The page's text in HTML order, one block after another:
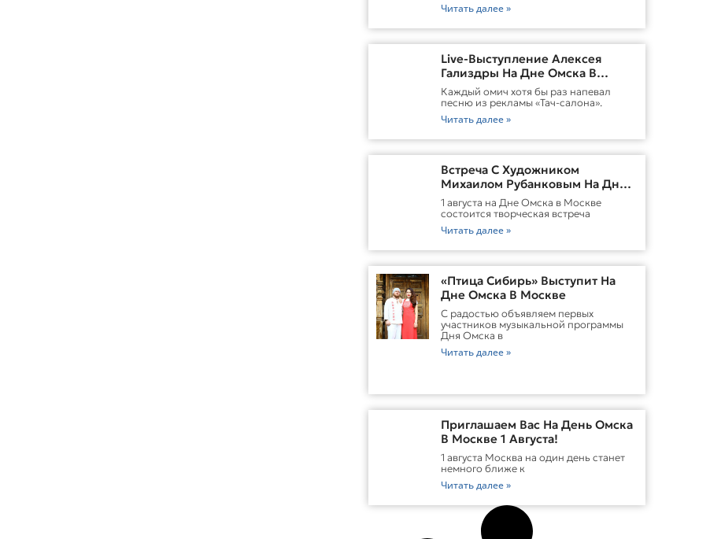
Читать далее »
Live-Выступление Алексея
Гализдры На Дне Омска В
Москве
Каждый омич хотя бы раз напевал
песню из рекламы «Тач-салона».
Читать далее »
Встреча С Художником
Михаилом Рубанковым На Дне
Омска В Москве
1 августа на Дне Омска в Москве
состоится творческая встреча
Читать далее »
«Птица Сибирь» Выступит На
Дне Омска В Москве
С радостью объявляем первых
участников музыкальной программы
Дня Омска в
Читать далее »
Приглашаем Вас На День Омска
В Москве 1 Августа!
1 августа Москва на один день станет
немного ближе к
Читать далее »